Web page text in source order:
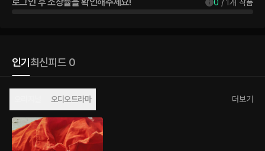
0 / 1개 작품
인기 최신피드 0
오디오드라마 더보기